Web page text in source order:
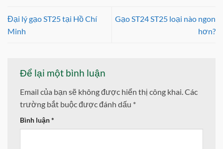
Đại lý gạo ST25 tại Hồ Chí
Minh
Gạo ST24 ST25 loại nào ngon
hơn?
Để lại một bình luận
Email của bạn sẽ không được hiển thị công khai.Các
trường bắt buộc được đánh dấu *
Bình luận*